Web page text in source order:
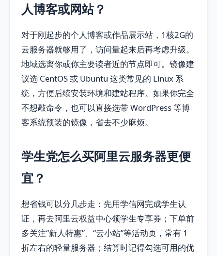
人博客或网站？
对于刚起步的个人博客或作品展示站，1核2G的
云服务器就够用了，访问量起来后再考虑升级。
地域选离你或你主要读者近的节点即可。镜像建
议选 CentOS 或 Ubuntu 这类常见的 Linux 系
统，方便后续安装环境和建站程序。如果你完全
不想敲命令，也可以直接选带 WordPress 等博
客系统预装的镜像，省去不少麻烦。
学生党怎么买阿里云服务器更便
宜？
想省钱可以分几步走：先用学信网完成学生认
证，再去阿里云权益中心领学生专享券；下单前
多关注“新人特惠”、“云小站”等活动页，常有 1
折左右的轻量服务器；结算时记得勾选可用的优